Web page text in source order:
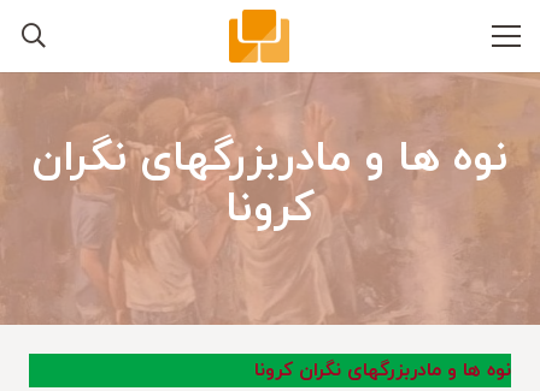
نوه ها و مادربزرگهای نگران
کرونا
نوه ها و مادربزرگهای نگران کرونا